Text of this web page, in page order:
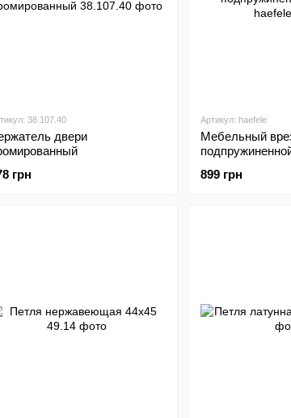
38.107.40
двери
грн
Артикул: haefele
Мебельный
899 грн